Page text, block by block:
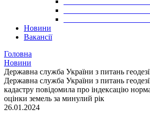
Новини
Вакансії
Головна
Новини
Державна служба України з питань
Державна служба України з питань
кадастру повідомила про індексацію
оцінки земель за минулий рік
26.01.2024